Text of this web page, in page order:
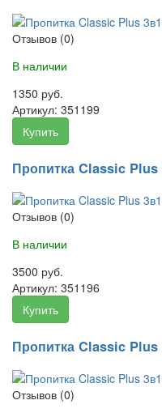
Отзывов (0)
В наличии
1350 руб.
Артикул: 351199
Купить
Пропитка Classic Plus
Отзывов (0)
В наличии
3500 руб.
Артикул: 351196
Купить
Пропитка Classic Plus
Отзывов (0)